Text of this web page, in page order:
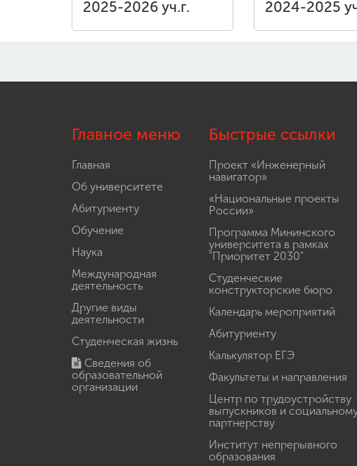
2025-2026 уч.г. 2024-2025
Главное меню
Главная
Об университете
Абитуриенту
Обучение
Наука
Международная
деятельность
Другие виды
деятельности
Студенческая жизнь
Сведения об
образовательной
организации
Быстрые ссылки
Проект «Инженерный
навигатор»
«Национальные проекты
России»
Программа Мининского
университета в рамках
"Приоритет 2030"
Студенческие
конструкторские бюро
Календарь мероприятий
Абитуриенту
Калькулятор ЕГЭ
Факультеты и направления
Центр по трудоустройству
выпускников и
партнерству
Институт непрерывного
образования